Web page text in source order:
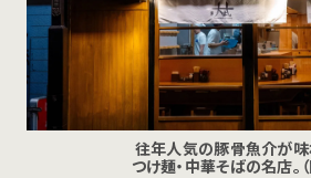
往年人気の豚骨魚介が味
つけ麺・中華そばの名店。